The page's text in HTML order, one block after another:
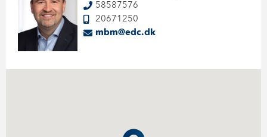
58587576
20671250
mbm@edc.dk